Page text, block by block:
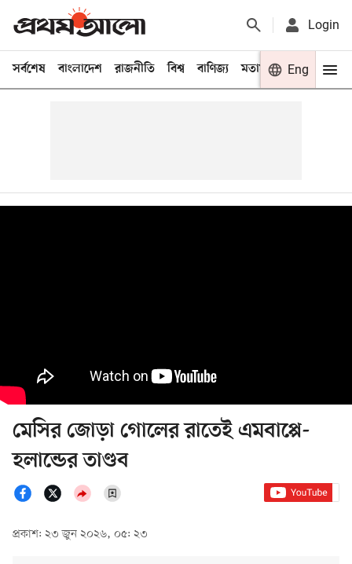
Login
সর্বশেষ বাংলাদেশ রাজনীতি বিশ্ব বাণিজ্য মতামত খেলা
Eng
মেসির জোড়া গোলের রাতেই এমবাপ্পে-
হলান্ডের তাণ্ডব
প্রকাশ: ২৩ জুন ২০২৬, ০৫: ২৩